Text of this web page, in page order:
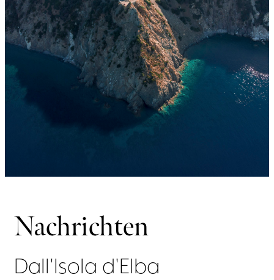
Nachrichten
Dall'Isola d'Elba